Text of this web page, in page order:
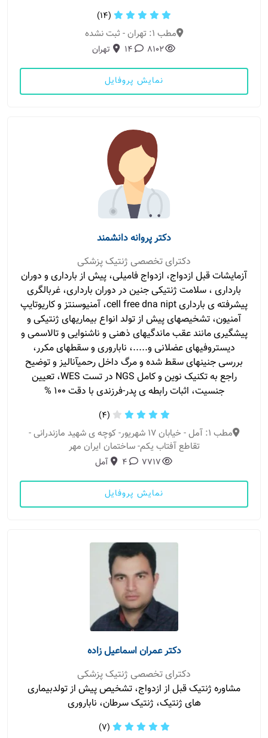
(14)
مطب 1: تهران - ثبت نشده
8102
14 تهران
نمایش پروفایل
دکتر پروانه دانشمند
دکترای تخصصی ژنتیک پزشکی
آزمایشات قبل ازدواج، ازدواج فامیلی، پیش از بارداری و دوران
بارداری ، سلامت ژنتیکی جنین در دوران بارداری، غربالگری
پیشرفته ی بارداری cell free dna nipt، آمنیوسنتز و کاریوتایپ
آمنیون، تشخیصهای پیش از تولد انواع بیماریهای ژنتیکی و
پیشگیری مانند عقب ماندگیهای ذهنی و ناشنوایی و تالاسمی و
دیستروفیهای عضلانی و.....، ناباروری و سقطهای مکرر،
بررسی جنینهای سقط شده و مرگ داخل رحمیآنالیز و توضیح
راجع به تکنیک نوین و کامل NGS در تست WES، تعیین
جنسیت، اثبات رابطه ی پدر-فرزندی با دقت ۱۰۰ %
(4)
مطب 1: آمل - خیابان ۱۷ شهریور- کوچه ی شهید مازندرانی -
تقاطع آفتاب یکم- ساختمان ایران مهر
7717
4 آمل
نمایش پروفایل
دکتر عمران اسماعیل زاده
دکترای تخصصی ژنتیک پزشکی
مشاوره ژنتیک قبل از ازدواج، تشخیص پیش از تولدبیماری
های ژنتیک، ژنتیک سرطان، ناباروری
(7)